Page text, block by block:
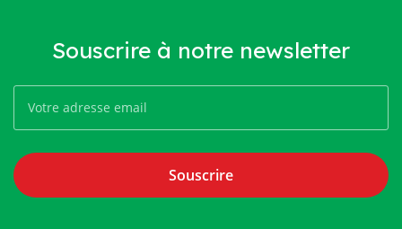
Souscrire à notre newsletter
Souscrire